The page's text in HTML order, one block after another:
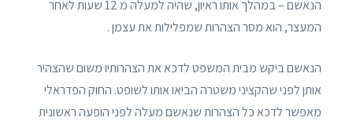
הנאשם – במהלך אותו ראיון, שהיה למעלה מ 12 שעות לאחר
המעצר, הוא מסר הצהרות שמפלילות את עצמן .
הנאשם ביקש מבית המשפט לדכא את הצהרותיו משום שהצהיר
אותן לפני שהקציני משטרה הביאו אותו לשופט. החוק הפדראלי
מאפשר לדכא כל הצהרות שנאשם מעלה לפני הופעה ראשונית